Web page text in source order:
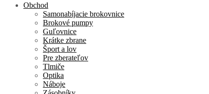
Obchod
Samonabíjacie brokovnice
Brokové pumpy
Guľovnice
Krátke zbrane
Šport a lov
Pre zberateľov
Tlmiče
Optika
Náboje